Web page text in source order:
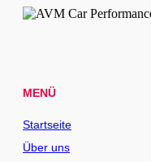
MENÜ
Startseite
Über uns